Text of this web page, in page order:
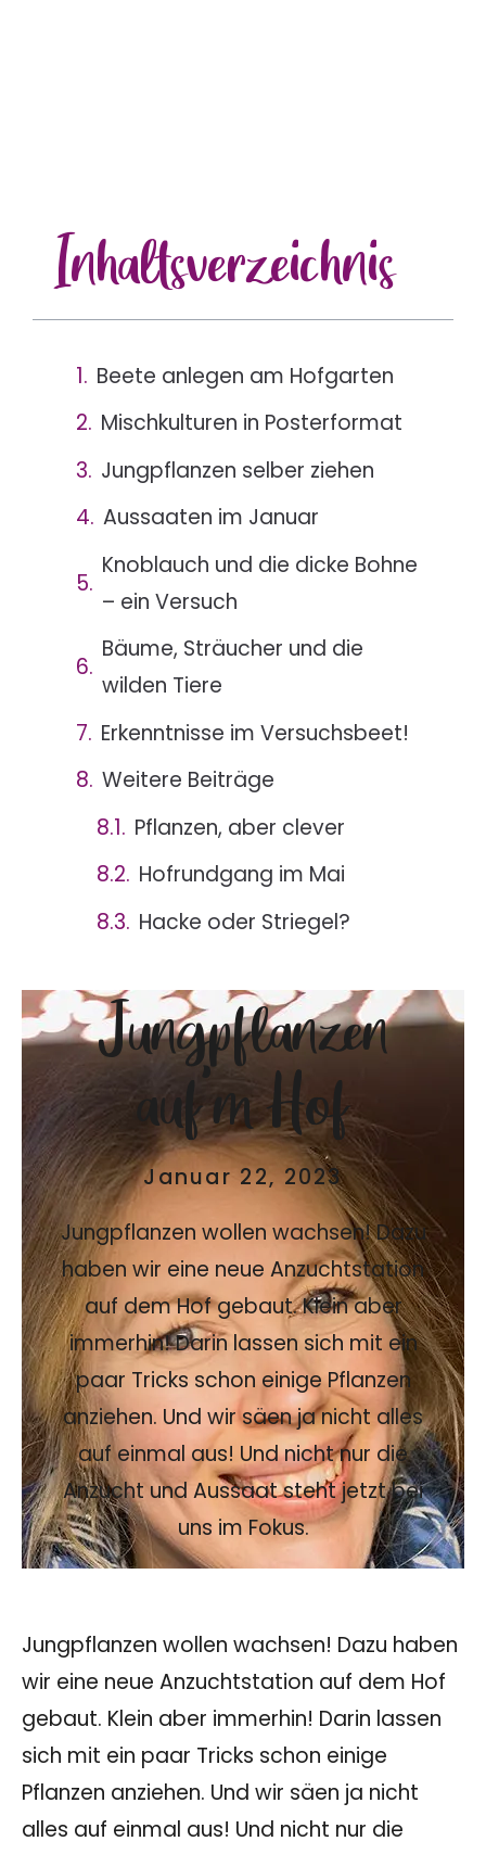
Jungpflanzen
auf’m Hof
Januar 22, 2023
Jungpflanzen wollen wachsen! Dazu
haben wir eine neue Anzuchtstation
auf dem Hof gebaut. Klein aber
immerhin! Darin lassen sich mit ein
paar Tricks schon einige Pflanzen
anziehen. Und wir säen ja nicht alles
auf einmal aus! Und nicht nur die
Anzucht und Aussaat steht jetzt bei
uns im Fokus.
Inhaltsverzeichnis
Beete anlegen am Hofgarten
Mischkulturen in Posterformat
Jungpflanzen selber ziehen
Aussaaten im Januar
Knoblauch und die dicke Bohne
– ein Versuch
Bäume, Sträucher und die
wilden Tiere
Erkenntnisse im Versuchsbeet!
Weitere Beiträge
Pflanzen, aber clever
Hofrundgang im Mai
Hacke oder Striegel?
Jungpflanzen wollen wachsen! Dazu haben
wir eine neue Anzuchtstation auf dem Hof
gebaut. Klein aber immerhin! Darin lassen
sich mit ein paar Tricks schon einige
Pflanzen anziehen. Und wir säen ja nicht
alles auf einmal aus! Und nicht nur die